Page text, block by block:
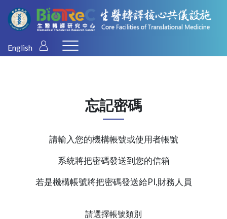
English
忘記密碼
請輸入您的機構帳號或使用者帳號
系統將把密碼發送到您的信箱
若是機構帳號將把密碼發送給PI,財務人員
請選擇帳號類別